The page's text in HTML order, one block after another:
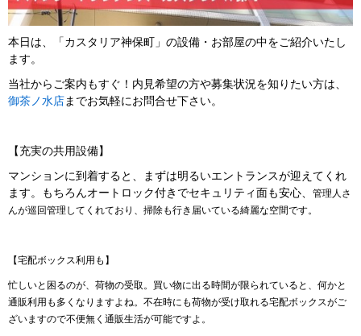
本日は、「カスタリア神保町」の設備・お部屋の中をご紹介いたし
ます。
当社からご案内もすぐ！内見希望の方や募集状況を知りたい方は、
御茶ノ水店までお気軽にお問合せ下さい。
【充実の共用設備】
マンションに到着すると、まずは明るいエントランスが迎えてくれ
ます。もちろんオートロック付きでセキュリティ面も安心、 管理人さ
んが巡回管理してくれており、掃除も行き届いている綺麗な空間です。
【宅配ボックス利用も】
忙しいと困るのが、荷物の受取。買い物に出る時間が限られていると、何かと
通販利用も多くなりますよね。不在時にも荷物が受け取れる宅配ボックスがご
ざいますので不便無く通販生活が可能ですよ。